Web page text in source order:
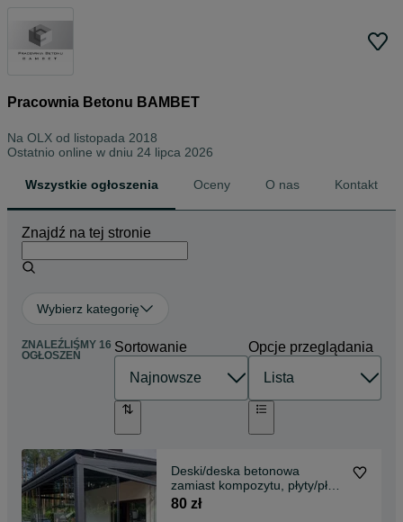
Pracownia Betonu BAMBET
Na OLX od listopada 2018
Ostatnio online w dniu 24 lipca 2026
Wszystkie ogłoszenia Oceny O nas Kontakt
Znajdź na tej stronie
Wybierz kategorię
ZNALEŹLIŚMY 16
OGŁOSZEŃ
Sortowanie Opcje przeglądania
Deski/deska betonowa
zamiast kompozytu, płyty/płyta
tarasowa PROMOCJA!
80 zł